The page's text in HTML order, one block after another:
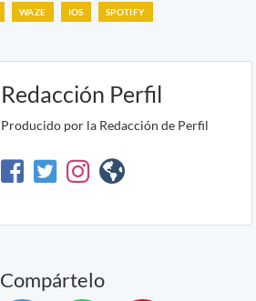
WAZE IOS SPOTIFY
Redacción Perfil
Producido por la Redacción de Perfil
Compártelo